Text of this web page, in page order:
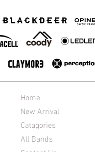
Home
New Arrival
Catagories
All Bands